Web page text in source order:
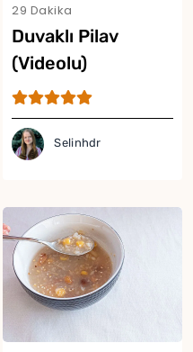
29 Dakika
Duvaklı Pilav
(Videolu)
Selinhdr